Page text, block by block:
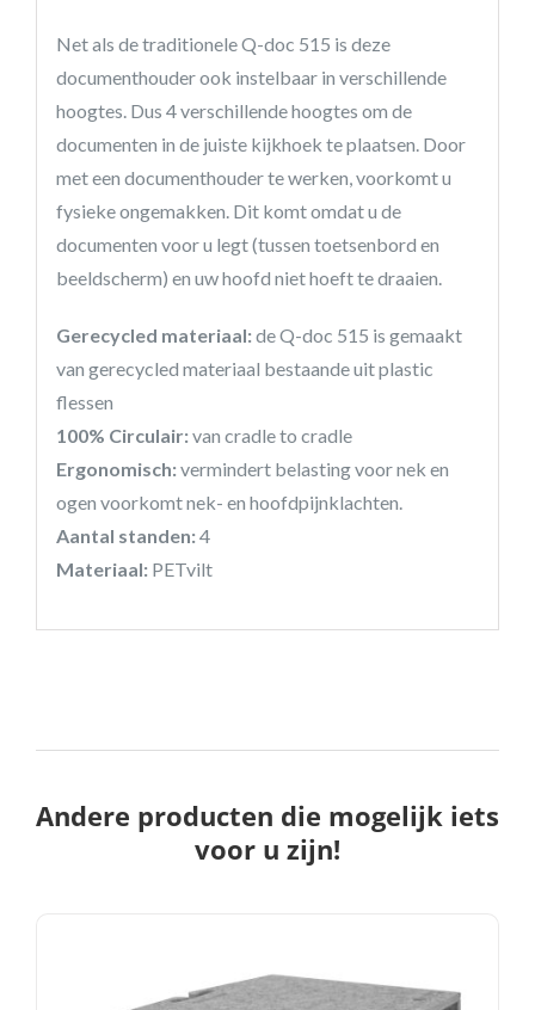
Net als de traditionele Q-doc 515 is deze
documenthouder ook instelbaar in verschillende
hoogtes. Dus 4 verschillende hoogtes om de
documenten in de juiste kijkhoek te plaatsen. Door
met een documenthouder te werken, voorkomt u
fysieke ongemakken. Dit komt omdat u de
documenten voor u legt (tussen toetsenbord en
beeldscherm) en uw hoofd niet hoeft te draaien.
Gerecycled materiaal:de Q-doc 515 is gemaakt
van gerecycled materiaal bestaande uit plastic
flessen
100% Circulair:van cradle to cradle
Ergonomisch:vermindert belasting voor nek en
ogen voorkomt nek- en hoofdpijnklachten.
Aantal standen:4
Materiaal:PETvilt
Andere producten die mogelijk iets
voor u zijn!